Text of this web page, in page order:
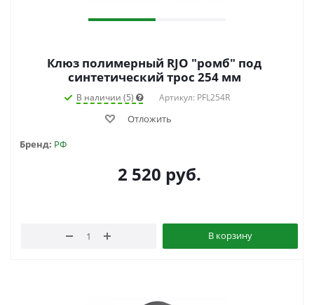
Клюз полимерный RJO "ромб" под
синтетический трос 254 мм
В наличии (5) Артикул: PFL254R
Отложить
Бренд: РФ
2 520 руб.
В корзину